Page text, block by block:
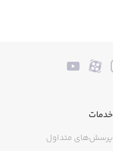
خدمات
پرسش‌های متداول